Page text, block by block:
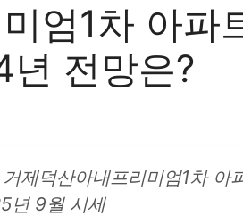
엄1차 아파
전망은?
제덕산아내프리미엄1차 아
년 9월 시세